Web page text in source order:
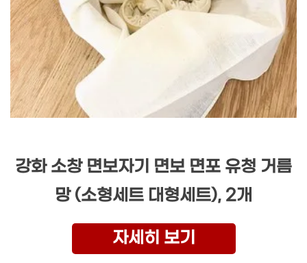
강화 소창 면보자기 면보 면포 유청 거름
망 (소형세트 대형세트), 2개
자세히 보기